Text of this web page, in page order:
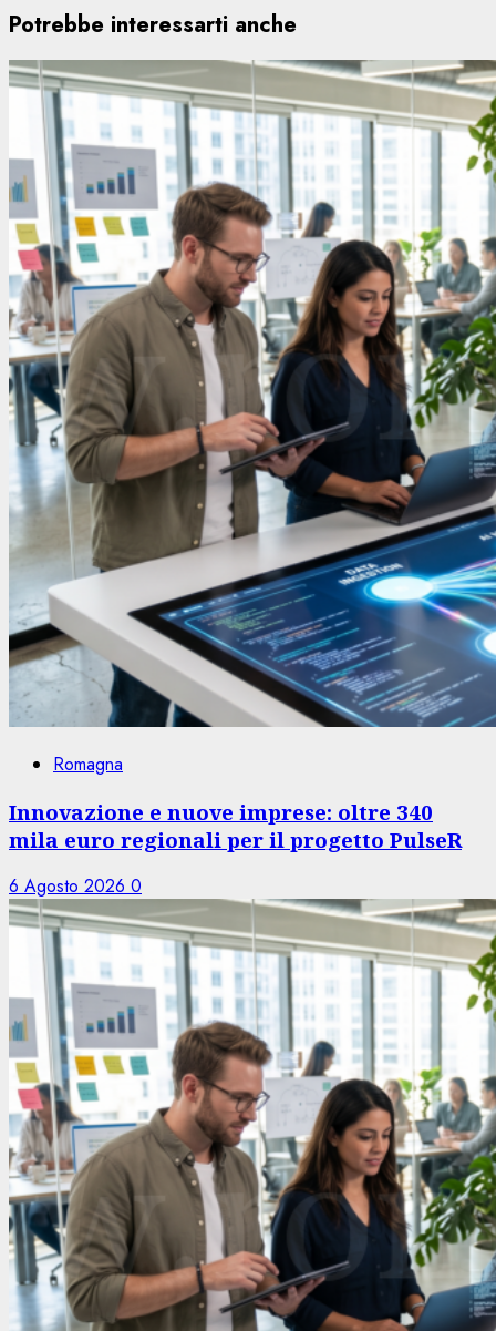
Potrebbe interessarti anche
Romagna
Innovazione e nuove imprese: oltre 340
mila euro regionali per il progetto PulseR
6 Agosto 2026 0